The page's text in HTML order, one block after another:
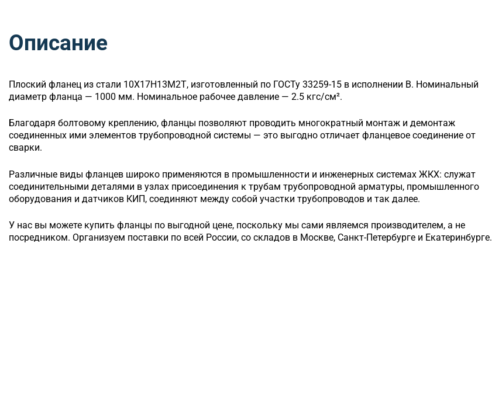
Описание
Плоский фланец из стали 10Х17Н13М2Т, изготовленный по ГОСТу 33259-15 в исполнении B. Номинальный
диаметр фланца — 1000 мм. Номинальное рабочее давление — 2.5 кгс/см².
Благодаря болтовому креплению, фланцы позволяют проводить многократный монтаж и демонтаж
соединенных ими элементов трубопроводной системы — это выгодно отличает фланцевое соединение от
сварки.
Различные виды фланцев широко применяются в промышленности и инженерных системах ЖКХ: служат
соединительными деталями в узлах присоединения к трубам трубопроводной арматуры, промышленного
оборудования и датчиков КИП, соединяют между собой участки трубопроводов и так далее.
У нас вы можете купить фланцы по выгодной цене, поскольку мы сами являемся производителем, а не
посредником. Организуем поставки по всей России, со складов в Москве, Санкт-Петербурге и Екатеринбурге.